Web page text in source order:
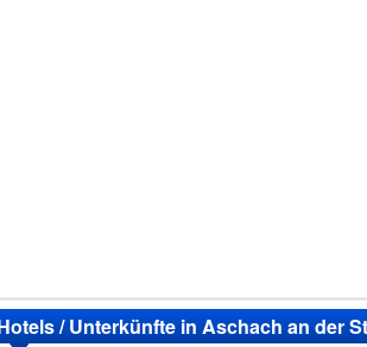
/ Unterkünfte in Aschach an der